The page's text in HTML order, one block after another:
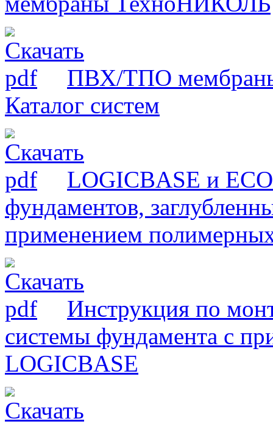
ПВХ/ТПО мембраны
Каталог систем
LOGICBASE и
фундаментов,
применением
Инструкция по
системы фундамента с
LOGICBASE